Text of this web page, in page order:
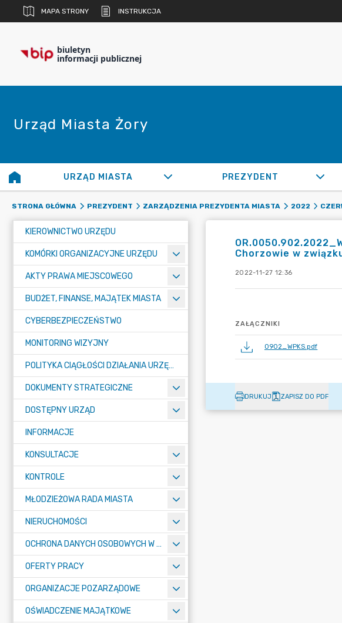
MAPA STRONY INSTRUKCJA
biuletyn
informacji publicznej
Urząd Miasta Żory
URZĄD MIASTA PREZYDENT
STRONA GŁÓWNA PREZYDENT ZARZĄDZENIA PREZYDENTA MIASTA 2022
KIEROWNICTWO URZĘDU
KOMÓRKI ORGANIZACYJNE URZĘDU
AKTY PRAWA MIEJSCOWEGO
BUDŻET, FINANSE, MAJĄTEK MIASTA
CYBERBEZPIECZEŃSTWO
MONITORING WIZYJNY
POLITYKA CIĄGŁOŚCI DZIAŁANIA URZĘDU MIASTA ŻORY
DOKUMENTY STRATEGICZNE
DOSTĘPNY URZĄD
INFORMACJE
KONSULTACJE
KONTROLE
MŁODZIEŻOWA RADA MIASTA
NIERUCHOMOŚCI
OCHRONA DANYCH OSOBOWYCH W URZĘDZIE MIASTA ŻORY - RODO
OFERTY PRACY
ORGANIZACJE POZARZĄDOWE
OŚWIADCZENIE MAJĄTKOWE
Chorzowie w
2022-11-27 12:36
ZAŁĄCZNIKI
0902_WPKS.pdf
DRUKUJ ZAPISZ DO PDF